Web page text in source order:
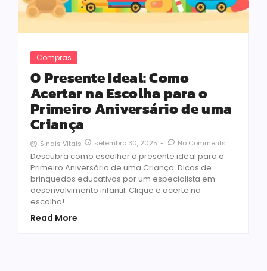
Compras
O Presente Ideal: Como
Acertar na Escolha para o
Primeiro Aniversário de uma
Criança
Sinais Vitais setembro 30, 2025 - No Comments
Descubra como escolher o presente ideal para o
Primeiro Aniversário de uma Criança. Dicas de
brinquedos educativos por um especialista em
desenvolvimento infantil. Clique e acerte na
escolha!
Read More